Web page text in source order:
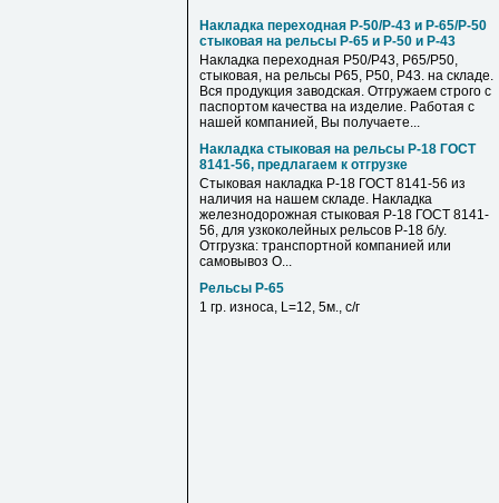
Накладка переходная Р-50/Р-43 и Р-65/Р-50
стыковая на рельсы Р-65 и Р-50 и Р-43
Накладка переходная Р50/Р43, Р65/Р50,
стыковая, на рельсы Р65, Р50, Р43. на складе.
Вся продукция заводская. Отгружаем строго с
паспортом качества на изделие. Работая с
нашей компанией, Вы получаете...
Накладка стыковая на рельсы Р-18 ГОСТ
8141-56, предлагаем к отгрузке
Стыковая накладка Р-18 ГОСТ 8141-56 из
наличия на нашем складе. Накладка
железнодорожная стыковая Р-18 ГОСТ 8141-
56, для узкоколейных рельсов Р-18 б/у.
Отгрузка: транспортной компанией или
самовывоз О...
Рельсы Р-65
1 гр. износа, L=12, 5м., с/г